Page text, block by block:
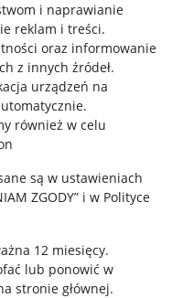
i naprawianie
reklam i treści.
oraz informowanie
z innych źródeł.
urządzeń na
.
również w celu
są w ustawieniach
ZGODY” i w Polityce
12 miesięcy.
lub ponowić w
stronie głównej.
regulaminu.